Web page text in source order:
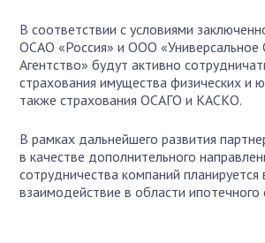
В соответствии с условиями
ОСАО «Россия» и ООО «Универсальное
Агентство» будут активно
страхования имущества физических и
также страхования ОСАГО и КАСКО.
В рамках дальнейшего развития
в качестве дополнительного
сотрудничества компаний планируется
взаимодействие в области ипотечного